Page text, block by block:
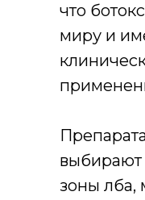
что
миру и
зоны лба,